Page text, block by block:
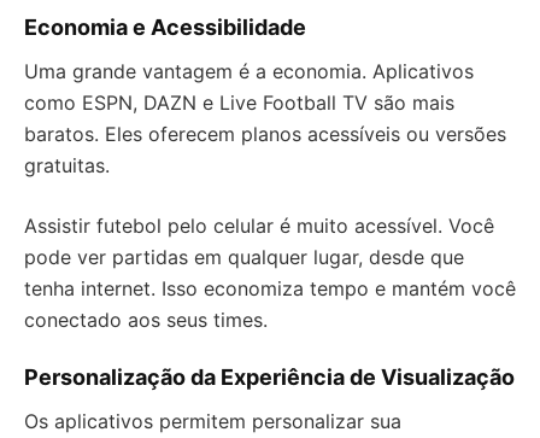
Economia e Acessibilidade
Uma grande vantagem é a economia. Aplicativos
como ESPN, DAZN e Live Football TV são mais
baratos. Eles oferecem planos acessíveis ou versões
gratuitas.
Assistir futebol pelo celular é muito acessível. Você
pode ver partidas em qualquer lugar, desde que
tenha internet. Isso economiza tempo e mantém você
conectado aos seus times.
Personalização da Experiência de Visualização
Os aplicativos permitem personalizar sua